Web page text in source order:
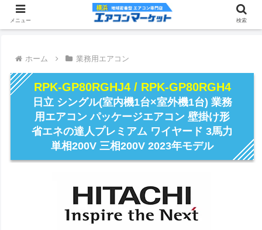
ホーム 業務用エアコン
RPK-GP80RGHJ4 / RPK-GP80RGH4
日立 シングル(室内機1台×室外機1台) 業務
用エアコン パッケージエアコン 壁掛け形
省エネの達人プレミアム ワイヤード 3馬力
単相200V 三相200V 2023年モデル
メニュー 検索